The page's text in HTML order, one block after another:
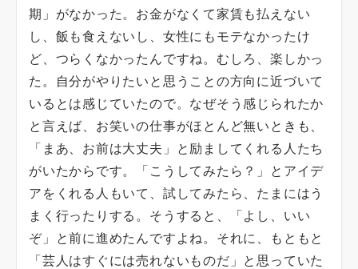
期」がなかった。お金がなくて家賃も払えない
し、飯も食えないし、女性にもモテなかったけ
ど、つらくなかったんですね。むしろ、楽しかっ
た。自分がやりたいと思うことの方向に近づいて
いるとは感じていたので。なぜそう感じられたか
と言えば、お笑いの仕事がほとんど無いときも、
「まあ、お前は大丈夫」と励ましてくれる人たち
がいたからです。「こうしてみたら？」とアイデ
アをくれる人もいて、試してみたら、たまにはう
まく行ったりする。そうすると、「よし、いい
ぞ」と前に進めたんですよね。それに、もともと
「芸人はすぐには売れないものだ」と思っていた